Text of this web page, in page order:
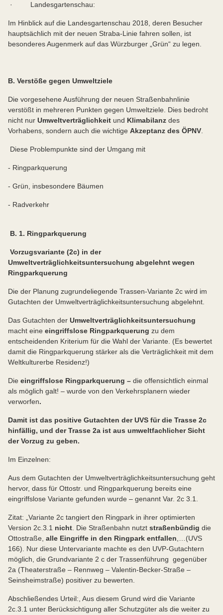
· Landesgartenschau:
Im Hinblick auf die Landesgartenschau 2018, deren Besucher
hauptsächlich mit der neuen Straba-Linie fahren sollen, ist
besonderes Augenmerk auf das Würzburger „Grün“ zu legen.
B. Verstöße gegen Umweltziele
Die vorgesehene Ausführung der neuen Straßenbahnlinie
verstößt in mehreren Punkten gegen Umweltziele. Dies bedroht
nicht nur Umweltverträglichkeit und Klimabilanz des
Vorhabens, sondern auch die wichtige Akzeptanz des ÖPNV
Diese Problempunkte sind der Umgang mit
- Ringparkquerung
- Grün, insbesondere Bäumen
- Radverkehr
B. 1. Ringparkquerung
Vorzugsvariante (2c) in der
Umweltverträglichkeitsuntersuchung abgelehnt wegen
Ringparkquerung
Die der Planung zugrundeliegende Trassen-Variante 2c wird im
Gutachten der Umweltverträglichkeitsuntersuchung abgelehnt.
Das Gutachten der Umweltverträglichkeitsuntersuchung
macht eine eingriffslose Ringparkquerung zu dem
entscheidenden Kriterium für die Wahl der Variante. (Es bewertet
damit die Ringparkquerung stärker als die Verträglichkeit mit dem
Weltkulturerbe Residenz!)
Die eingriffslose Ringparkquerung – die offensichtlich einmal
als möglich galt! – wurde von den Verkehrsplanern wieder
verworfen.
Damit ist das positive Gutachten der UVS für die Trasse 2c
hinfällig, und der Trasse 2a ist aus umweltfachlicher Sicht
der Vorzug zu geben.
Im Einzelnen:
Aus dem Gutachten der Umweltverträglichkeitsuntersuchung geht
hervor, dass für Ottostr. und Ringparkquerung bereits eine
eingriffslose Variante gefunden wurde – genannt Var. 2c 3.1.
Zitat: „Variante 2c tangiert den Ringpark in ihrer optimierten
Version 2c.3.1 nicht . Die Straßenbahn nutzt straßenbündig die
Ottostraße, alle Eingriffe in den Ringpark entfallen ,…(UVS
166). Nur diese Untervariante machte es den UVP-Gutachtern
möglich, die Grundvariante 2 c der Trassenführung gegenüber
2a (Theaterstraße – Rennweg – Valentin-Becker-Straße –
Seinsheimstraße) positiver zu bewerten.
Abschließendes Urteil:, Aus diesem Grund wird die Variante
2c.3.1 unter Berücksichtigung aller Schutzgüter als die weiter zu